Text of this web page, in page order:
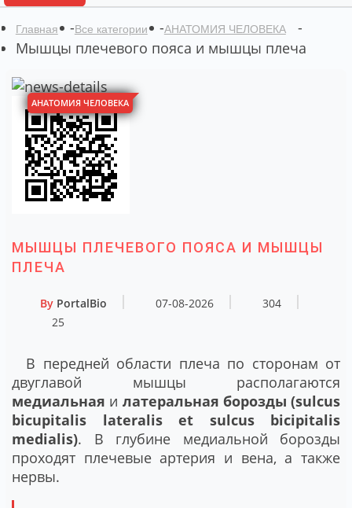
Главная -Все категории -АНАТОМИЯ ЧЕЛОВЕКА
-
Мышцы плечевого пояса и мышцы плеча
АНАТОМИЯ ЧЕЛОВЕКА
МЫШЦЫ ПЛЕЧЕВОГО ПОЯСА И МЫШЦЫ
ПЛЕЧА
By PortalBio 07-08-2026
304
25
В передней области плеча по сторонам от
двуглавой мышцы располагаются
медиальная и латеральная борозды (sulcus
bicupitalis lateralis et sulcus bicipitalis
medialis). В глубине медиальной борозды
проходят плечевые артерия и вена, а также
нервы.